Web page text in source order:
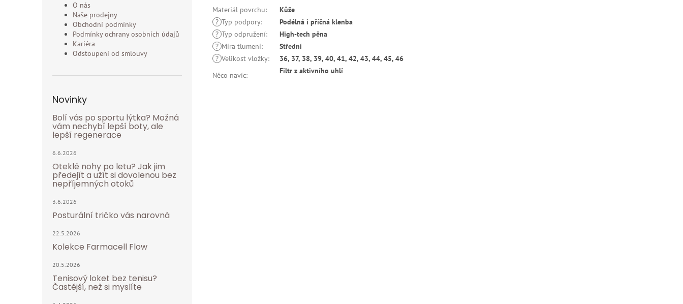
O nás
Naše prodejny
Obchodní podmínky
Podmínky ochrany osobních údajů
Kariéra
Odstoupení od smlouvy
Novinky
Bolí vás po sportu lýtka? Možná
vám nechybí lepší boty, ale
lepší regenerace
6.6.2026
Oteklé nohy po letu? Jak jim
předejít a užít si dovolenou bez
nepříjemných otoků
3.6.2026
Posturální tričko vás narovná
22.5.2026
Kolekce Farmacell Flow
20.5.2026
Tenisový loket bez tenisu?
Častější, než si myslíte
Materiál povrchu:
Kůže
? Typ podpory:
Podélná i příčná klenba
? Typ odpružení:
High-tech pěna
? Míra tlumení:
Střední
? Velikost vložky:
36, 37, 38, 39, 40, 41, 42, 43, 44, 45, 46
Něco navíc: Filtr z aktivního uhlí